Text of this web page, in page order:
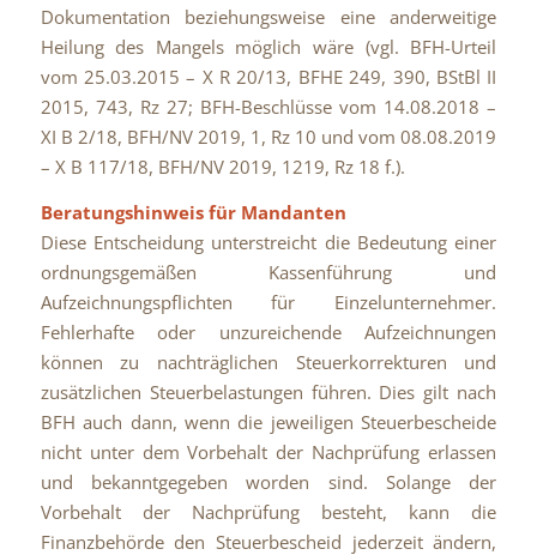
Dokumentation beziehungsweise eine anderweitige
Heilung des Mangels möglich wäre (vgl. BFH-Urteil
vom 25.03.2015 – X R 20/13, BFHE 249, 390, BStBl II
2015, 743, Rz 27; BFH-Beschlüsse vom 14.08.2018 –
XI B 2/18, BFH/NV 2019, 1, Rz 10 und vom 08.08.2019
– X B 117/18, BFH/NV 2019, 1219, Rz 18 f.).
Beratungshinweis für Mandanten
Diese Entscheidung unterstreicht die Bedeutung einer
ordnungsgemäßen Kassenführung und
Aufzeichnungspflichten für Einzelunternehmer.
Fehlerhafte oder unzureichende Aufzeichnungen
können zu nachträglichen Steuerkorrekturen und
zusätzlichen Steuerbelastungen führen. Dies gilt nach
BFH auch dann, wenn die jeweiligen Steuerbescheide
nicht unter dem Vorbehalt der Nachprüfung erlassen
und bekanntgegeben worden sind. Solange der
Vorbehalt der Nachprüfung besteht, kann die
Finanzbehörde den Steuerbescheid jederzeit ändern,